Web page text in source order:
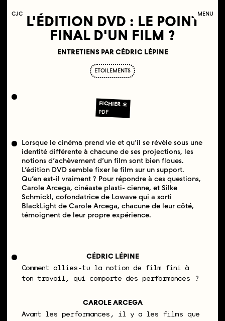
COLLECTIF
JEUNE
C INÉMA MENU
L'ÉDITION DVD : LE POINT
FINAL D'UN FILM ?
ENTRETIENS PAR CÉDRIC LÉPINE
ETOILEMENTS
FICHIER
PDF
Lorsque le cinéma prend vie et qu’il se révèle sous une
identité différente à chacune de ses projections, les
notions d’achèvement d’un film sont bien floues.
L’édition DVD semble fixer le film sur un support.
Qu’en est-il vraiment ? Pour répondre à ces questions,
Carole Arcega, cinéaste plasti- cienne, et Silke
Schmickl, cofondatrice de Lowave qui a sorti
BlackLight de Carole Arcega, chacune de leur côté,
témoignent de leur propre expérience.
CÉDRIC LÉPINE
Comment allies-tu la notion de film fini à
ton travail, qui comporte des performances ?
CAROLE ARCEGA
Avant les performances, il y a les films que